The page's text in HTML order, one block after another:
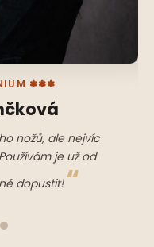
✽✽✽
nožů, ale nejvíc
je už od
dopustit!